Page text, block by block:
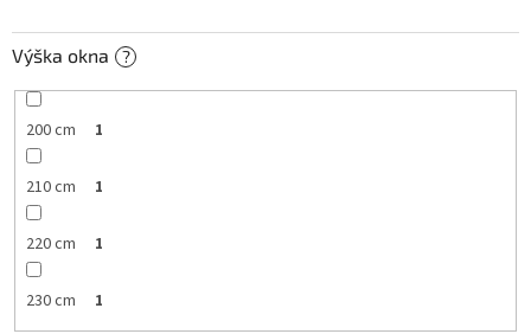
Výška okna ?
200 cm 1
210 cm 1
220 cm 1
230 cm 1